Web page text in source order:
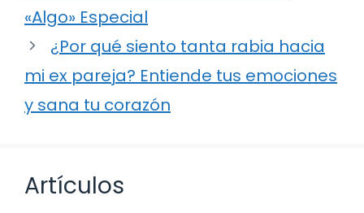
«Algo» Especial
¿Por qué siento tanta rabia hacia
mi ex pareja? Entiende tus emociones
y sana tu corazón
Artículos